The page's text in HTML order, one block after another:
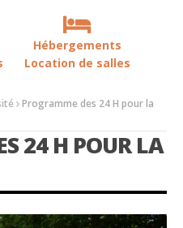
Hébergements
Location de salles
Programme des 24 H pour la
24 H POUR LA